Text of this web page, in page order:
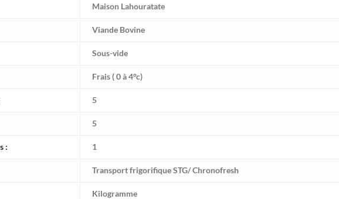
Maison Lahouratate
Viande Bovine
Sous-vide
Frais ( 0 à 4°c)
5
5
: 1
Transport frigorifique STG/ Chronofresh
Kilogramme